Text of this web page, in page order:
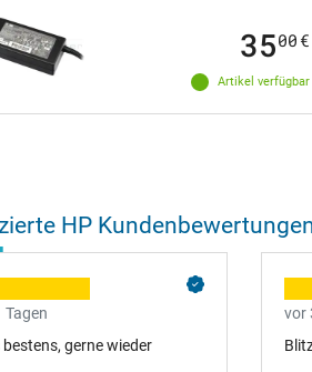
Artikel verfügbar
3500 €
Laden Sie ein Bild mit Partnummer oder
Oder Sie erstellen ein Foto direkt über
Wir finden automatisch das passende
HP
Tagen
bestens, gerne wieder
vor